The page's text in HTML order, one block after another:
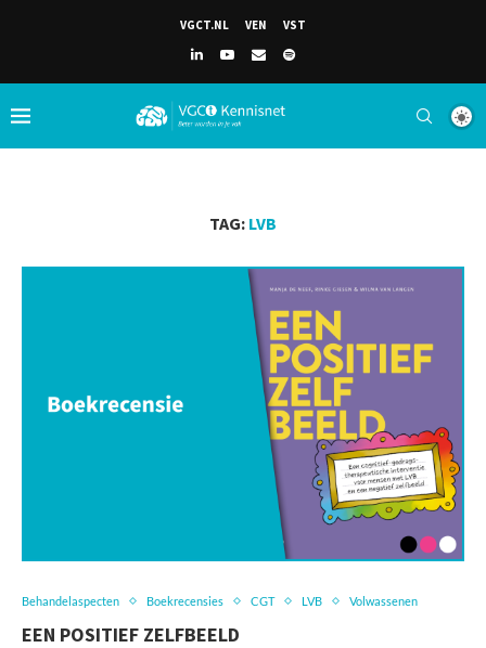
VGCT.NL VEN VST
TAG: LVB
Behandelaspecten Boekrecensies CGT LVB Volwassenen
EEN POSITIEF ZELFBEELD